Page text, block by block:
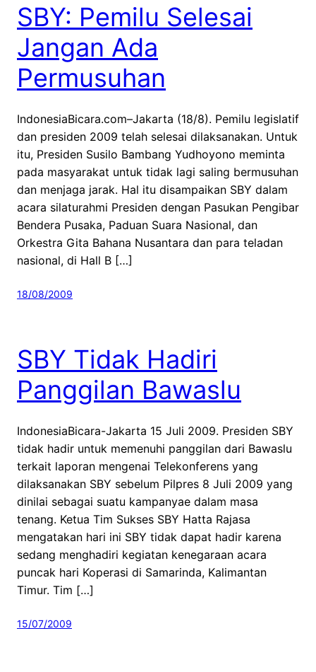
SBY: Pemilu Selesai
Jangan Ada
Permusuhan
IndonesiaBicara.com–Jakarta (18/8). Pemilu legislatif
dan presiden 2009 telah selesai dilaksanakan. Untuk
itu, Presiden Susilo Bambang Yudhoyono meminta
pada masyarakat untuk tidak lagi saling bermusuhan
dan menjaga jarak. Hal itu disampaikan SBY dalam
acara silaturahmi Presiden dengan Pasukan Pengibar
Bendera Pusaka, Paduan Suara Nasional, dan
Orkestra Gita Bahana Nusantara dan para teladan
nasional, di Hall B […]
18/08/2009
SBY Tidak Hadiri
Panggilan Bawaslu
IndonesiaBicara-Jakarta 15 Juli 2009. Presiden SBY
tidak hadir untuk memenuhi panggilan dari Bawaslu
terkait laporan mengenai Telekonferens yang
dilaksanakan SBY sebelum Pilpres 8 Juli 2009 yang
dinilai sebagai suatu kampanyae dalam masa
tenang. Ketua Tim Sukses SBY Hatta Rajasa
mengatakan hari ini SBY tidak dapat hadir karena
sedang menghadiri kegiatan kenegaraan acara
puncak hari Koperasi di Samarinda, Kalimantan
Timur. Tim […]
15/07/2009